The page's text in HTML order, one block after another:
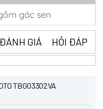
gác sen
ĐÁNH GIÁ HỎI ĐÁP
TBG03302VA